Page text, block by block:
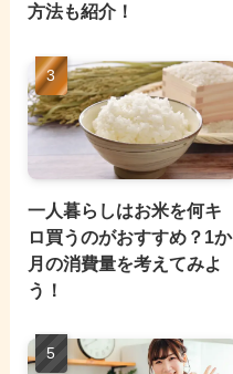
方法も紹介！
一人暮らしはお米を何キ
ロ買うのがおすすめ？1か
月の消費量を考えてみよ
う！